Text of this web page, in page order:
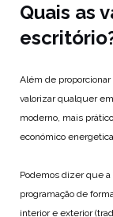
Quais as
Além de
valorizar qualquer
moderno, mais
económico
Podemos dizer que
programação de
interior e exterior